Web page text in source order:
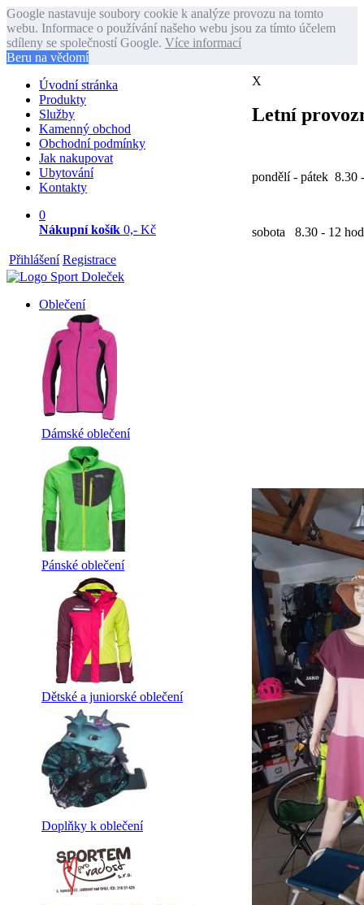
Google nastavuje soubory cookie k analýze provozu na tomto
webu. Informace o používání našeho webu jsou za tímto účelem
sdíleny se společností Google. Více informací
Beru na vědomí
X
Letní
pondělí - pátek 8.30
sobota 8.30 - 12 hod
Úvodní stránka
Produkty
Služby
Kamenný obchod
Obchodní podmínky
Jak nakupovat
Ubytování
Kontakty
0
Nákupní košík 0,- Kč
Přihlášení Registrace
Oblečení
Dámské oblečení
Pánské oblečení
Dětské a juniorské oblečení
Doplňky k oblečení